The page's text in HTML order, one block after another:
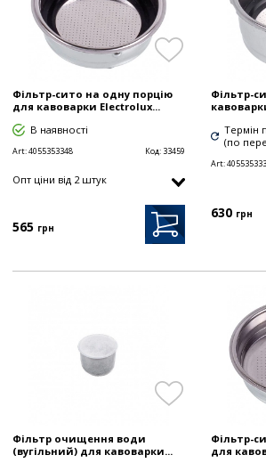
Фільтр-сито на одну порцію
для кавоварки Electrolux...
В наявності
Art:4055353348 Код: 33459
Опт цiни від 2 штук
565 грн
Фільтр-
Термін
(по
Art:
630 грн
Фільтр очищення води
(вугільний) для кавоварки...
Фільтр-
для